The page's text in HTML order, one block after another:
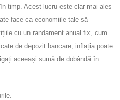
timp. Acest lucru este clar mai ales
face ca economiile tale să
cu un randament anual fix, cum
de depozit bancare, inflația poate
aceeași sumă de dobândă în